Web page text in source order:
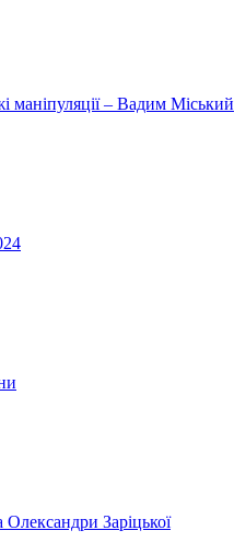
маніпуляції – Вадим Міський
Заріцької